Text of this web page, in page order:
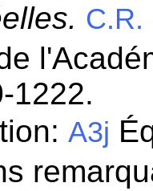
C.R.
1222.
A3j